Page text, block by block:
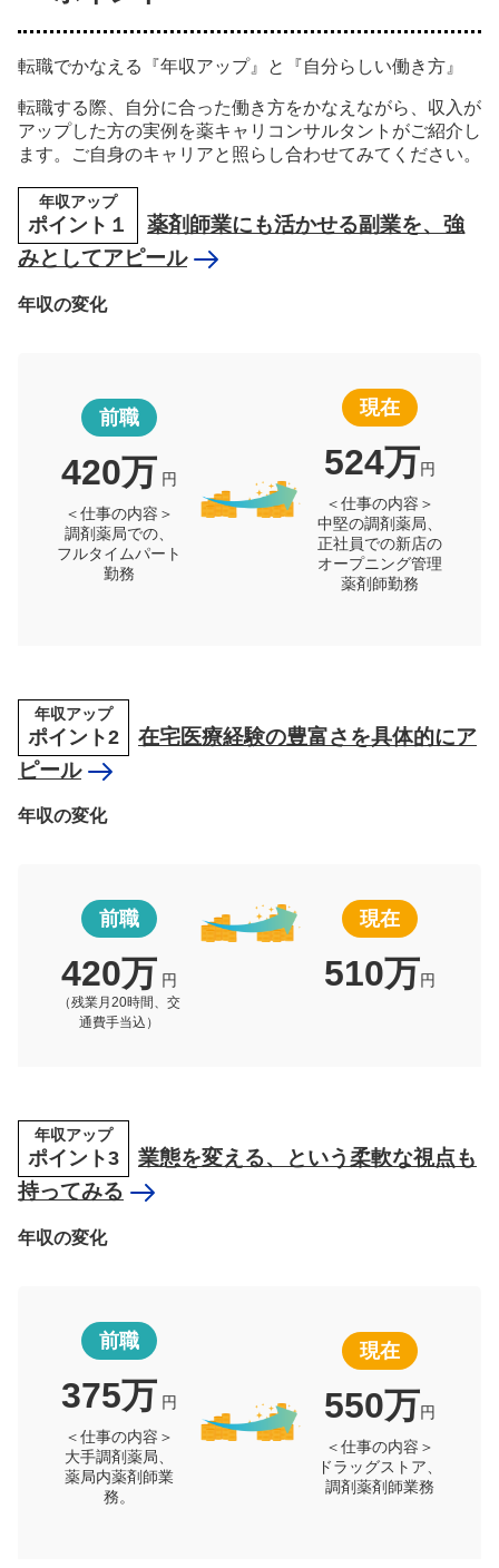
転職でかなえる『年収アップ』と『自分らしい働き方』
転職する際、自分に合った働き方をかなえながら、収入が
アップした方の実例を薬キャリコンサルタントがご紹介し
ます。ご自身のキャリアと照らし合わせてみてください。
年収アップ
ポイント１
薬剤師業にも活かせる副業を、強
みとしてアピール
年収の変化
前職
420万 円
＜仕事の内容＞
調剤薬局での、
フルタイムパート
勤務
現在
524万円
＜仕事の内容＞
中堅の調剤薬局、
正社員での新店の
オープニング管理
薬剤師勤務
年収アップ
ポイント2
在宅医療経験の豊富さを具体的にア
ピール
年収の変化
前職
420万 円
（残業月20時間、交
通費手当込）
現在
510万円
年収アップ
ポイント3
業態を変える、という柔軟な視点も
持ってみる
年収の変化
前職
375万 円
＜仕事の内容＞
大手調剤薬局、
薬局内薬剤師業
務。
現在
550万円
＜仕事の内容＞
ドラッグストア、
調剤薬剤師業務